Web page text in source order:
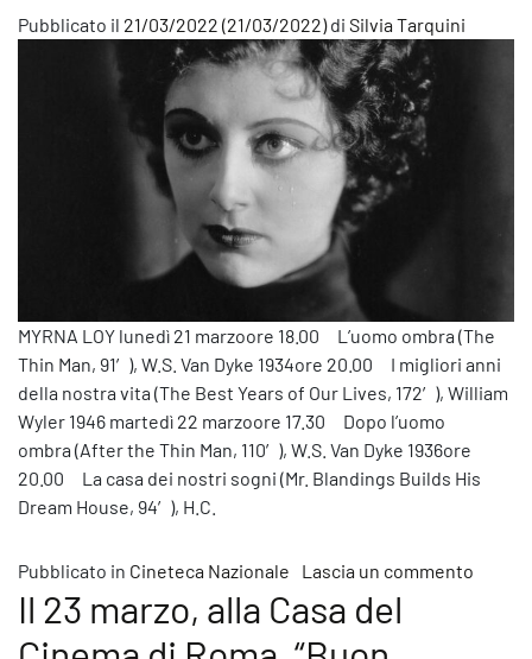
Pubblicato il 21/03/2022 (21/03/2022)di Silvia Tarquini
MYRNA LOY lunedì 21 marzoore 18.00 L’uomo ombra (The
Thin Man, 91′), W.S. Van Dyke 1934ore 20.00 I migliori anni
della nostra vita (The Best Years of Our Lives, 172′), William
Wyler 1946 martedì 22 marzoore 17.30 Dopo l’uomo
ombra (After the Thin Man, 110′), W.S. Van Dyke 1936ore
20.00 La casa dei nostri sogni (Mr. Blandings Builds His
Dream House, 94′), H.C.
Pubblicato in Cineteca Nazionale Lascia un commento
Il 23 marzo, alla Casa del